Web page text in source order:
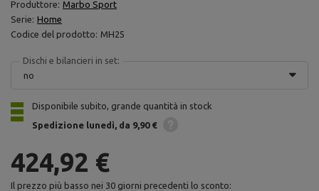
Produttore: Marbo Sport
Serie: Home
Codice del prodotto: MH25
Dischi e bilancieri in set:
no
Disponibile subito, grande quantità in stock
Spedizione lunedì da 9,90 €
424,92 €
Il prezzo più basso nei 30 giorni precedenti lo sconto: